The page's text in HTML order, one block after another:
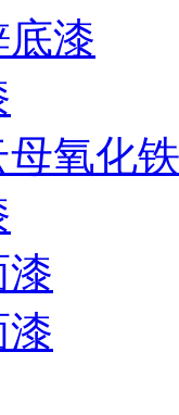
底漆
母氧化
漆
漆